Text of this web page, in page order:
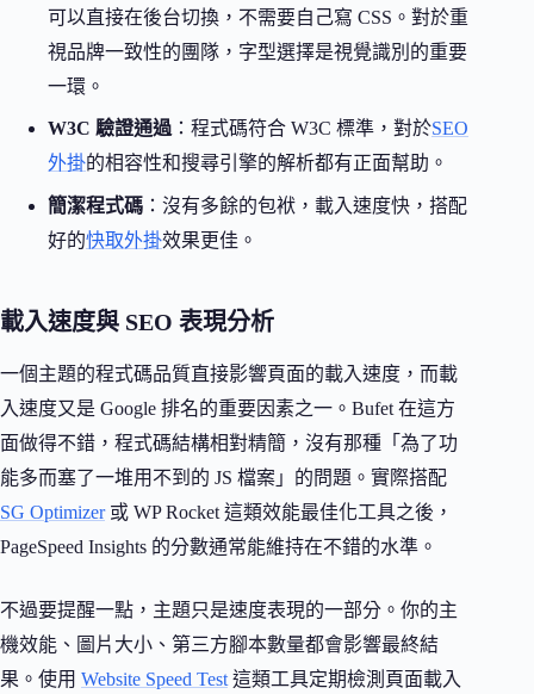
可以直接在後台切換，不需要自己寫 CSS。對於重
視品牌一致性的團隊，字型選擇是視覺識別的重要
一環。
W3C 驗證通過 ：程式碼符合 W3C 標準，對於SEO
外掛的相容性和搜尋引擎的解析都有正面幫助。
簡潔程式碼 ：沒有多餘的包袱，載入速度快，搭配
好的快取外掛效果更佳。
載入速度與 SEO 表現分析
一個主題的程式碼品質直接影響頁面的載入速度，而載
入速度又是 Google 排名的重要因素之一。Bufet 在這方
面做得不錯，程式碼結構相對精簡，沒有那種「為了功
能多而塞了一堆用不到的 JS 檔案」的問題。實際搭配
SG Optimizer或 WP Rocket 這類效能最佳化工具之後，
PageSpeed Insights 的分數通常能維持在不錯的水準。
不過要提醒一點，主題只是速度表現的一部分。你的主
機效能、圖片大小、第三方腳本數量都會影響最終結
果。使用 Website Speed Test 這類工具定期檢測頁面載入